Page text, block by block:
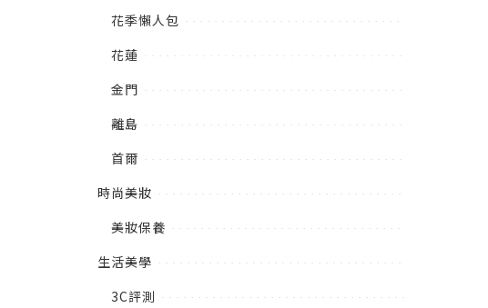
花季懶人包
花蓮
金門
離島
首爾
時尚美妝
美妝保養
生活美學
3C評測